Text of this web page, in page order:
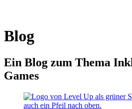
Blog
Ein Blog zum Thema
Games